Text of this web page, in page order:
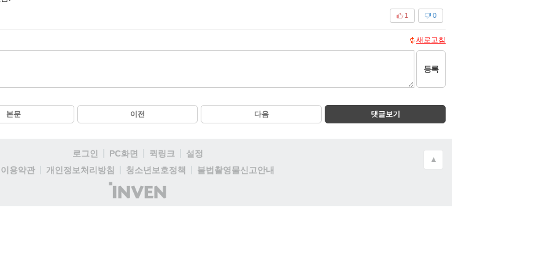
0
1
새로고침
등록
본문 이전 다음 댓글보기
로그인 PC화면 퀵링크
설정
이용약관
개인정보처리방침 청소년보호정책
불법촬영물신고안내
(주)
인
▲